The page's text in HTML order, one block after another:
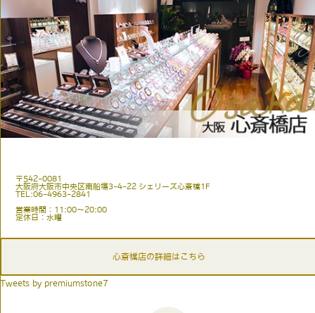
〒542-0081
大阪府大阪市中央区南船場3-4-22 シェリーズ心斎橋1F
TEL:06-4963-2841
営業時間：11:00〜20:00
定休日：水曜
心斎橋店の詳細はこちら
Tweets by premiumstone7